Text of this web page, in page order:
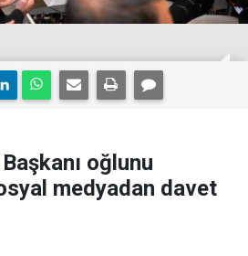
oğlunu
medyadan davet